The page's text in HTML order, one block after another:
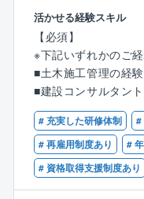
【具体的には】
■CADを使っての図面
■数量計算書の作成
■発注資料の作成
■積算業務
■工事の履行に必要
■工事のスケジュー
■設計・測量業務
CAD作業は、積算・
各業務において行い
活かせる経験スキル
【必須】
※下記いずれかのご
■土木施工管理の経
■建設コンサルタン
■発注者側にて土木
■2級土木施工管理技
■技術士補（建設部
【歓迎】
# 充実した研修体制 #
# 再雇用制度あり
#
# 資格取得支援制度あり